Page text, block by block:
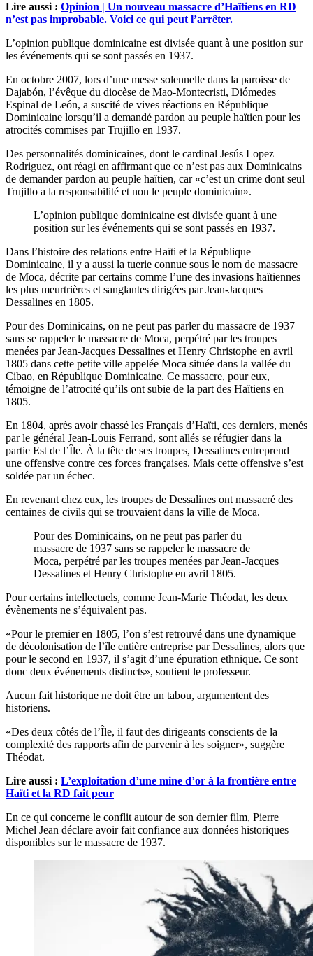
Lire aussi : Opinion | Un nouveau massacre d’Haïtiens en RD
n’est pas improbable. Voici ce qui peut l’arrêter.
L’opinion publique dominicaine est divisée quant à une position sur
les événements qui se sont passés en 1937.
En octobre 2007, lors d’une messe solennelle dans la paroisse de
Dajabón, l’évêque du diocèse de Mao-Montecristi, Diómedes
Espinal de León, a suscité de vives réactions en République
Dominicaine lorsqu’il a demandé pardon au peuple haïtien pour les
atrocités commises par Trujillo en 1937.
Des personnalités dominicaines, dont le cardinal Jesús Lopez
Rodriguez, ont réagi en affirmant que ce n’est pas aux Dominicains
de demander pardon au peuple haïtien, car «c’est un crime dont seul
Trujillo a la responsabilité et non le peuple dominicain».
L’opinion publique dominicaine est divisée quant à une
position sur les événements qui se sont passés en 1937.
Dans l’histoire des relations entre Haïti et la République
Dominicaine, il y a aussi la tuerie connue sous le nom de massacre
de Moca, décrite par certains comme l’une des invasions haïtiennes
les plus meurtrières et sanglantes dirigées par Jean-Jacques
Dessalines en 1805.
Pour des Dominicains, on ne peut pas parler du massacre de 1937
sans se rappeler le massacre de Moca, perpétré par les troupes
menées par Jean-Jacques Dessalines et Henry Christophe en avril
1805 dans cette petite ville appelée Moca située dans la vallée du
Cibao, en République Dominicaine. Ce massacre, pour eux,
témoigne de l’atrocité qu’ils ont subie de la part des Haïtiens en
1805.
En 1804, après avoir chassé les Français d’Haïti, ces derniers, menés
par le général Jean-Louis Ferrand, sont allés se réfugier dans la
partie Est de l’Île. À la tête de ses troupes, Dessalines entreprend
une offensive contre ces forces françaises. Mais cette offensive s’est
soldée par un échec.
En revenant chez eux, les troupes de Dessalines ont massacré des
centaines de civils qui se trouvaient dans la ville de Moca.
Pour des Dominicains, on ne peut pas parler du
massacre de 1937 sans se rappeler le massacre de
Moca, perpétré par les troupes menées par Jean-Jacques
Dessalines et Henry Christophe en avril 1805.
Pour certains intellectuels, comme Jean-Marie Théodat, les deux
évènements ne s’équivalent pas.
«Pour le premier en 1805, l’on s’est retrouvé dans une dynamique
de décolonisation de l’île entière entreprise par Dessalines, alors que
pour le second en 1937, il s’agit d’une épuration ethnique. Ce sont
donc deux événements distincts», soutient le professeur.
Aucun fait historique ne doit être un tabou, argumentent des
historiens.
«Des deux côtés de l’Île, il faut des dirigeants conscients de la
complexité des rapports afin de parvenir à les soigner», suggère
Théodat.
Lire aussi : L’exploitation d’une mine d’or à la frontière entre
Haïti et la RD fait peur
En ce qui concerne le conflit autour de son dernier film, Pierre
Michel Jean déclare avoir fait confiance aux données historiques
disponibles sur le massacre de 1937.